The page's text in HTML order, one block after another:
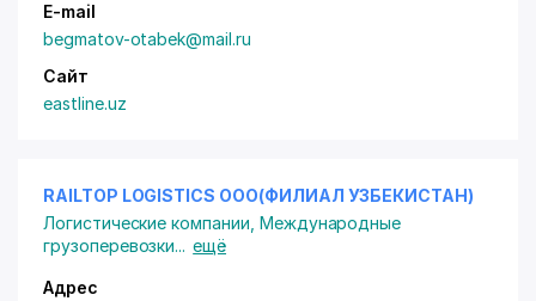
E-mail
begmatov-otabek@mail.ru
Сайт
eastline.uz
RAILTOP LOGISTICS ООО(ФИЛИАЛ УЗБЕКИСТАН)
Логистические компании Международные
грузоперевозки... ещё
Адрес